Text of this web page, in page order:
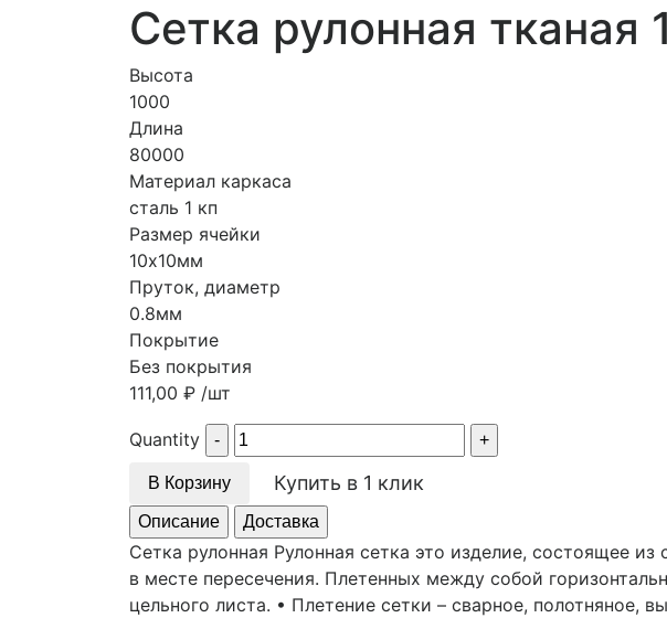
Сетка рулонная тканая
Высота
1000
Длина
80000
Материал каркаса
сталь 1 кп
Размер ячейки
10х10мм
Пруток, диаметр
0.8мм
Покрытие
Без покрытия
111,00 ₽ /шт
Quantity
В Корзину Купить в 1 клик
Описание Доставка
Сетка рулонная Рулонная сетка это изделие, состоящее
в месте пересечения. Плетенных между собой
цельного листа. • Плетение сетки – сварное,